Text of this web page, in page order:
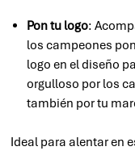
Pon tu logo:
los campeones
logo en el diseño
orgulloso por los
también por tu
Ideal para alentar en